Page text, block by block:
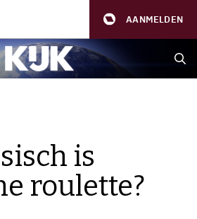
AANMELDEN
is
roulette?